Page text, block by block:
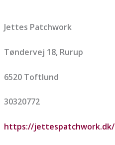
Jettes Patchwork
Tøndervej 18, Rurup
6520 Toftlund
30320772
https://jettespatchwork.dk/